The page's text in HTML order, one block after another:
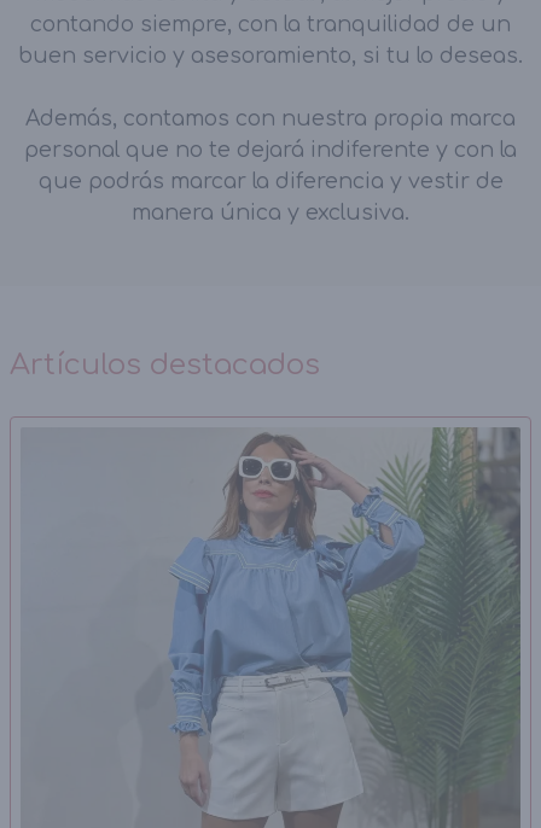
contando siempre, con la tranquilidad de un
buen servicio y asesoramiento, si tu lo deseas.
Además, contamos con nuestra propia marca
personal que no te dejará indiferente y con la
que podrás marcar la diferencia y vestir de
manera única y exclusiva.
Artículos destacados